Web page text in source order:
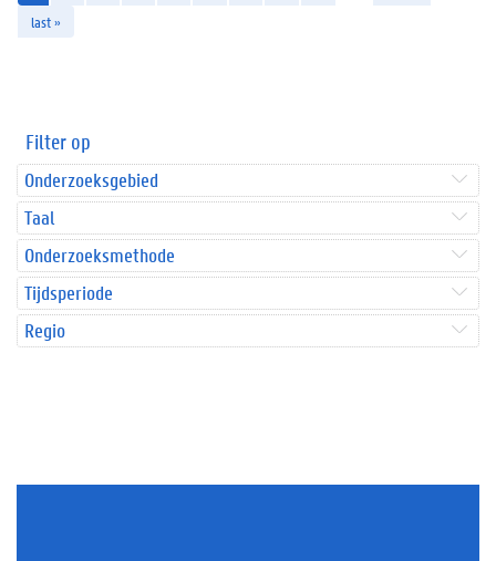
last »
Filter op
Onderzoeksgebied
Taal
Onderzoeksmethode
Tijdsperiode
Regio